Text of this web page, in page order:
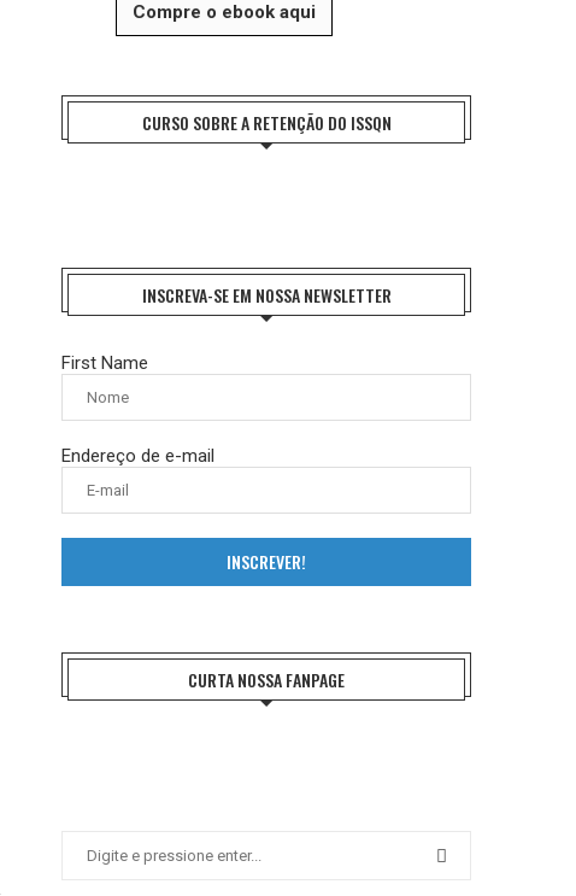
Compre o ebook aqui
CURSO SOBRE A RETENÇÃO DO ISSQN
INSCREVA-SE EM NOSSA NEWSLETTER
First Name
Endereço de e-mail
INSCREVER!
CURTA NOSSA FANPAGE